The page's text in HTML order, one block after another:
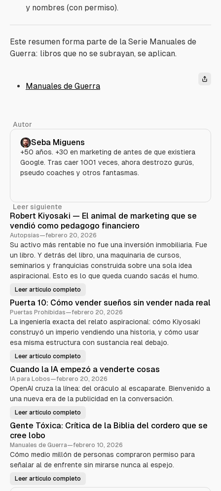
y nombres (con permiso).
Este resumen forma parte de la Serie Manuales de
Guerra: libros que no se subrayan, se aplican.
Manuales de Guerra
Autor
Seba Miguens
+50 años. +30 en marketing de antes de que existiera
Google. Tras caer 1001 veces, ahora destrozo gurús,
pseudo coaches y otros fantasmas.
Leer siguiente
Robert Kiyosaki — El animal de marketing que se
vendió como pedagogo financiero
Autopsias—febrero 20, 2026
Su activo más rentable no fue una inversión inmobiliaria. Fue
un libro. Y detrás del libro, una maquinaria de cursos,
seminarios y franquicias construida sobre una sola idea
aspiracional. Esto es lo que queda cuando sacás el humo.
R
b
e
r
t
i
o
a
i
E
l
a
n
m
a
d
a
r
k
e
t
n
g
Leer artículo completo
Puerta 10: Cómo vender sueños sin vender nada real
Puertas Prohibidas—febrero 20, 2026
La ingeniería exacta del relato aspiracional: cómo Kiyosaki
construyó un imperio vendiendo una historia, y cómo usar
esa misma estructura con sustancia real debajo.
P
e
r
t
a
0
C
m
o
e
n
d
e
r
u
e
ñ
Leer artículo completo
Cuando la IA empezó a venderte cosas
IA para Lobos—febrero 20, 2026
OpenAI cruza la línea: del oráculo al escaparate. Bienvenido a
una nueva era de la publicidad en la conversación.
C
a
o
a
I
A
m
p
Leer artículo completo
Gente Tóxica: Crítica de la Biblia del cordero que se
cree lobo
Manuales de Guerra—febrero 10, 2026
Cómo medio millón de personas compraron permiso para
señalar al de enfrente sin mirarse nunca al espejo.
G
e
Leer artículo completo